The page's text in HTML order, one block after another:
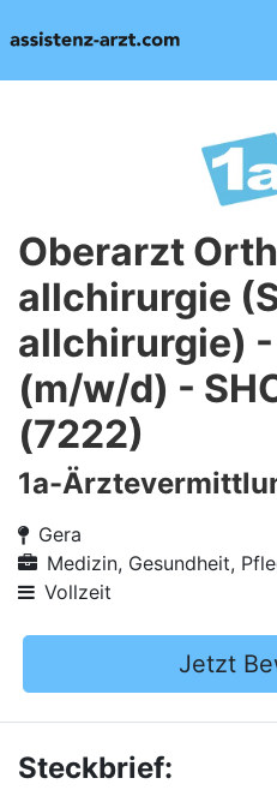
Oberarzt
allchirurgie
allchirurgie) -
(m/w/d) -
(7222)
1a-
Gera
Medizin, Gesundheit,
Vollzeit
Jetzt
Steckbrief: